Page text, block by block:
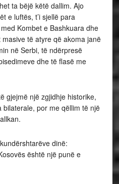
ta bëjë këtë dallim. Ajo
e luftës, t’i sjellë para
Kombet e Bashkuara dhe
të atyre që akoma janë
në Serbi, të ndërpresë
dhe të flasë me
gjejmë një zgjidhje historike,
por me qëllim të një
dinë:
është një punë e